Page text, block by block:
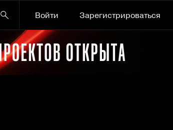
Войти
Зарегистрироваться